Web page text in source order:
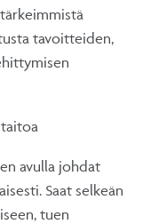
tavoitteiden,
avulla johdat
Saat selkeän
tuen